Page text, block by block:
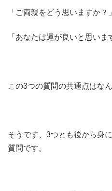
「ご両親をどう思いますか？」
「あなたは運が良いと思いま
この3つの質問の共通点はな
そうです、3つとも後から身
質問です。